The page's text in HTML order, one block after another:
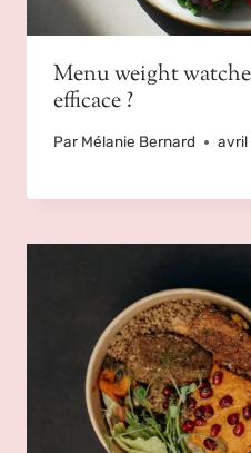
Menu weight
efficace ?
Par Mélanie Bernard avril